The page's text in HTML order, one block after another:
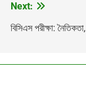
Next:
বিসিএস পরীক্ষা: